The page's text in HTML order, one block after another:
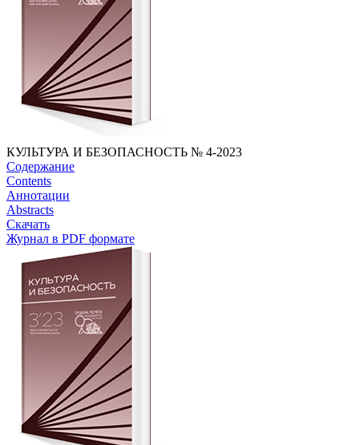
КУЛЬТУРА И БЕЗОПАСНОСТЬ № 4-2023
Содержание
Contents
Аннотации
Abstracts
Скачать
Журнал в PDF формате